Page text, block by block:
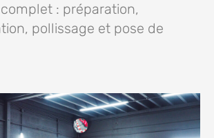
: préparation,
pollissage et pose de